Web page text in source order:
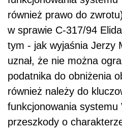
również prawo do
w sprawie C-317/94
tym - jak wyjaśnia Jerzy
uznał, że nie można
podatnika do obniżenia
również należy do
funkcjonowania systemu
przeszkody o